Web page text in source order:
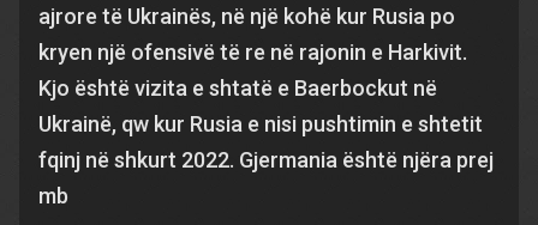
ajrore të Ukrainës, në një kohë kur Rusia po
kryen një ofensivë të re në rajonin e Harkivit.
Kjo është vizita e shtatë e Baerbockut në
Ukrainë, qw kur Rusia e nisi pushtimin e shtetit
fqinj në shkurt 2022. Gjermania është njëra prej
mb